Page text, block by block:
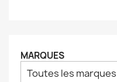
MARQUES
Toutes les marques